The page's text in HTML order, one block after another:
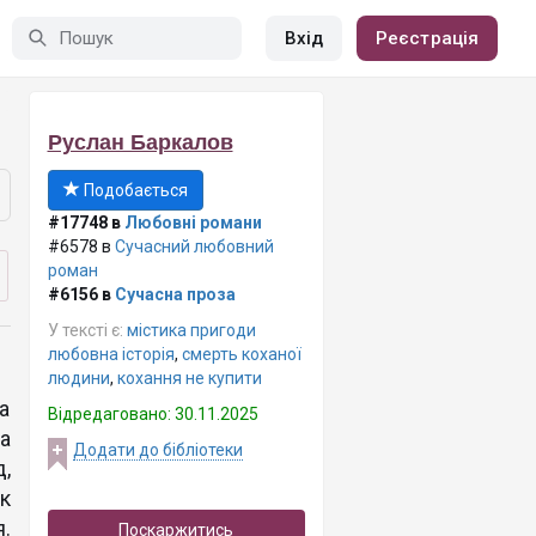
Вхід Реєстрація
Руслан Баркалов
Подобається
#17748 в Любовні романи
#6578 в Сучасний любовний
роман
#6156 в Сучасна проза
У тексті є: містика пригоди
любовна історія, смерть коханої
людини, кохання не купити
Відредаговано: 30.11.2025
Додати до бібліотеки
Поскаржитись